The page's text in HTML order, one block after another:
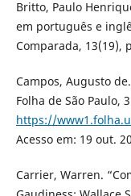
Britto, Paulo
em português e
Comparada, 13(19),
Campos, Augusto
Folha de São Paulo,
https://
Acesso em: 19 out.
Carrier, Warren.